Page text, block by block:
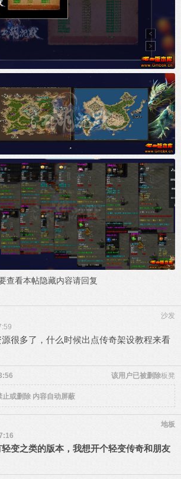
查看本帖隐藏内容请回复
沙发
很多了，什么时候出点传奇架设教程来看
板凳
该用户已被删除
止或删除 内容自动屏蔽
地板
变之类的版本，我想开个轻变传奇和朋友